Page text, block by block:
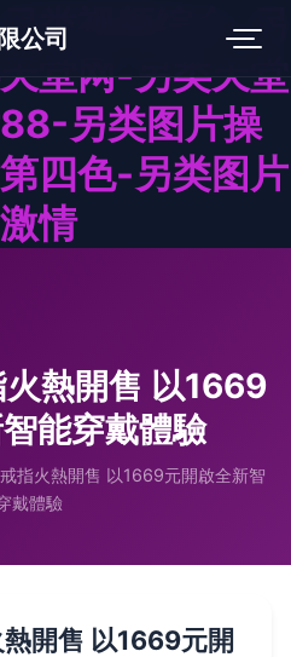
类视频综合-另
堂网-另类天堂
另类图片操
四色-另类图片
情
公司
熱開售 以1669
能穿戴體驗
指火熱開售 以1669元開啟全新智
戴體驗
開售 以1669元開